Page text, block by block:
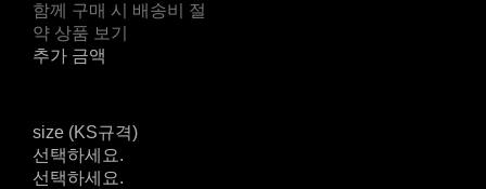
함께 구매 시 배송비 절
약 상품 보기
추가 금액
size (KS규격)
선택하세요.
선택하세요.